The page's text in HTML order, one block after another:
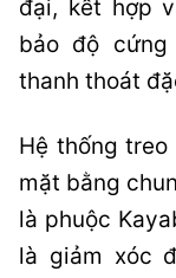
đại, kết hợp
bảo độ
thanh thoát
Hệ thống
mặt bằng
là phuộc
là giảm xóc